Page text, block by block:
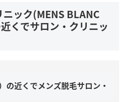
ック(MENS BLANC
くでサロン・クリニッ
の近くでメンズ脱毛サロン・